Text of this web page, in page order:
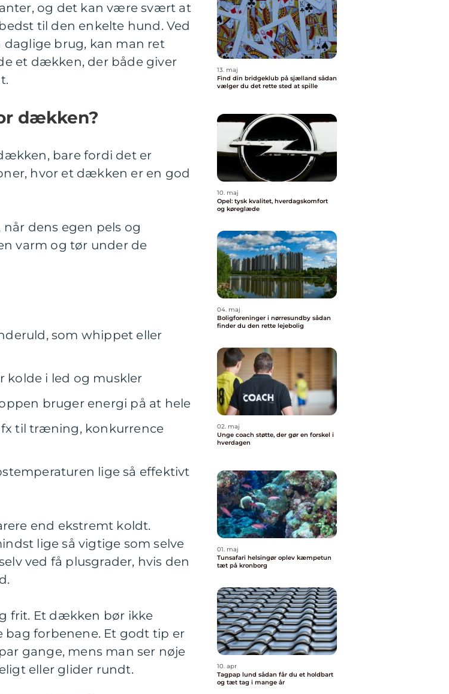
og det kan være svært at
til den enkelte hund. Ved
daglige brug, kan man ret
et dækken, der både giver
dækken?
bare fordi det er
hvor et dækken er en god
dens egen pels og
varm og tør under de
som whippet eller
kolde i led og muskler
bruger energi på at hele
til træning, konkurrence
lige så effektivt
end ekstremt koldt.
lige så vigtige som selve
ved få plusgrader, hvis den
frit. Et dækken bør ikke
forbenene. Et godt tip er
gange, mens man ser nøje
eller glider rundt.
13. maj
Find din bridgeklub på sjælland sådan
vælger du det rette sted at spille
10. maj
Opel: tysk kvalitet, hverdagskomfort
og køreglæde
04. maj
Boligforeninger i nørresundby sådan
finder du den rette lejebolig
02. maj
Unge coach støtte, der gør en forskel i
hverdagen
01. maj
Tunsafari helsingør oplev kæmpetun
tæt på kronborg
10. apr
Tagpap lund sådan får du et holdbart
og tæt tag i mange år